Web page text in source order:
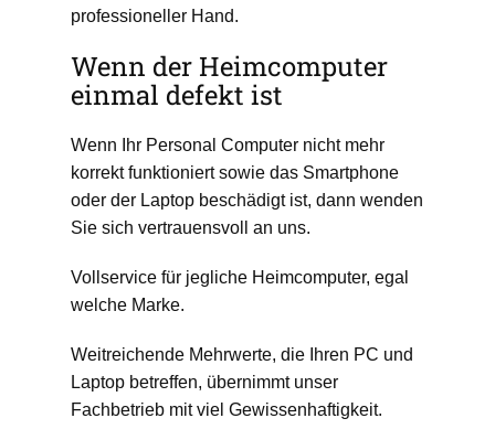
professioneller Hand.
Wenn der Heimcomputer
einmal defekt ist
Wenn Ihr Personal Computer nicht mehr
korrekt funktioniert sowie das Smartphone
oder der Laptop beschädigt ist, dann wenden
Sie sich vertrauensvoll an uns.
Vollservice für jegliche Heimcomputer, egal
welche Marke.
Weitreichende Mehrwerte, die Ihren PC und
Laptop betreffen, übernimmt unser
Fachbetrieb mit viel Gewissenhaftigkeit.